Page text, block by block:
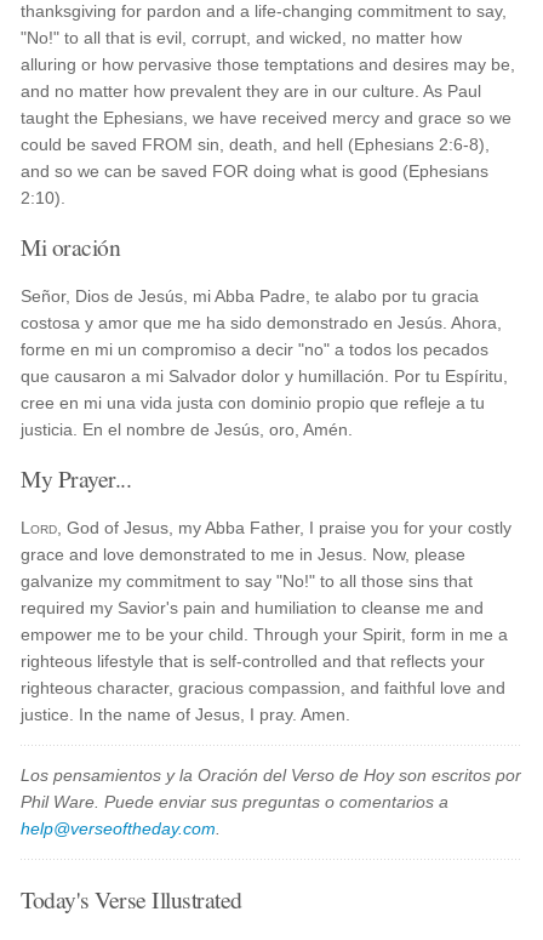
thanksgiving for pardon and a life-changing commitment to say,
"No!" to all that is evil, corrupt, and wicked, no matter how
alluring or how pervasive those temptations and desires may be,
and no matter how prevalent they are in our culture. As Paul
taught the Ephesians, we have received mercy and grace so we
could be saved FROM sin, death, and hell (Ephesians 2:6-8),
and so we can be saved FOR doing what is good (Ephesians
2:10).
Mi oración
Señor, Dios de Jesús, mi Abba Padre, te alabo por tu gracia
costosa y amor que me ha sido demonstrado en Jesús. Ahora,
forme en mi un compromiso a decir "no" a todos los pecados
que causaron a mi Salvador dolor y humillación. Por tu Espíritu,
cree en mi una vida justa con dominio propio que refleje a tu
justicia. En el nombre de Jesús, oro, Amén.
My Prayer...
Lord , God of Jesus, my Abba Father, I praise you for your costly
grace and love demonstrated to me in Jesus. Now, please
galvanize my commitment to say "No!" to all those sins that
required my Savior's pain and humiliation to cleanse me and
empower me to be your child. Through your Spirit, form in me a
righteous lifestyle that is self-controlled and that reflects your
righteous character, gracious compassion, and faithful love and
justice. In the name of Jesus, I pray. Amen.
Los pensamientos y la Oración del Verso de Hoy son escritos por
Phil Ware. Puede enviar sus preguntas o comentarios a
help@verseoftheday.com
Today's Verse Illustrated